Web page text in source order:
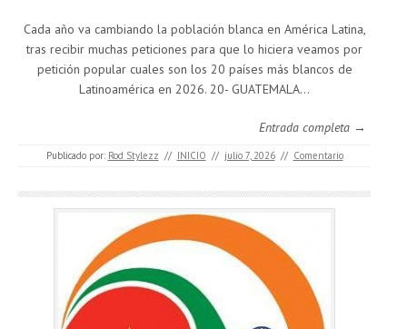
Cada año va cambiando la población blanca en América Latina,
tras recibir muchas peticiones para que lo hiciera veamos por
petición popular cuales son los 20 países más blancos de
Latinoamérica en 2026. 20- GUATEMALA…
Entrada completa →
Publicado por: Rod Stylezz // INICIO // julio 7, 2026 // Comentario